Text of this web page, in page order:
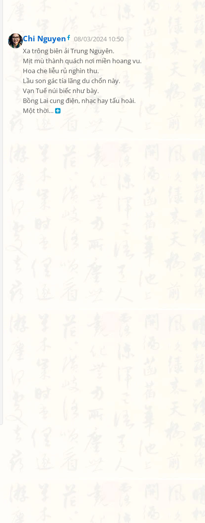
Chi Nguyen
08/03/2024 10:50
Xa trông biên ải Trung Nguyên.
Mịt mù thành quách nơi miền hoang vu.
Hoa che liễu rủ nghìn thu.
Lầu son gác tía lãng du chốn này.
Vạn Tuế núi biếc như bày.
Bồng Lai cung điện, nhạc hay tấu hoài.
Một thời…